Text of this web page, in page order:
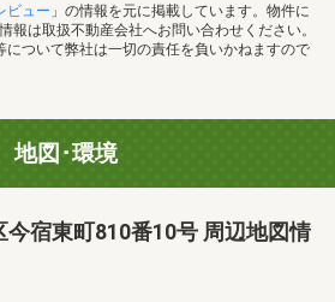
ビュー 」の情報を元に掲載しています。物件に
報は取扱不動産会社へお問い合わせください。
ついて弊社は一切の責任を負いかねますので
地図･環境
宿東町810番10号 周辺地図情